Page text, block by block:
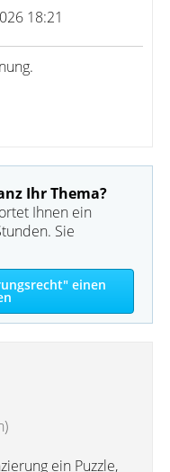
18:21
Ihr Thema?
Ihnen ein
Sie
einen
ein Puzzle,